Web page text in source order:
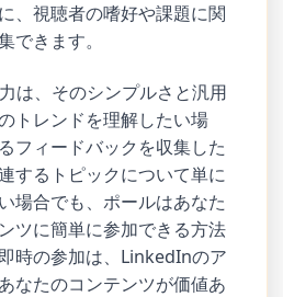
、視聴者の嗜好や課題に関
できます。
は、そのシンプルさと汎用
トレンドを理解したい場
フィードバックを収集した
するトピックについて単に
場合でも、ポールはあなた
ツに簡単に参加できる方法
時の参加は、LinkedInのア
なたのコンテンツが価値あ